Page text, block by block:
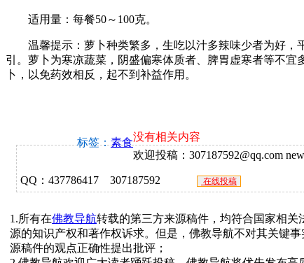
适用量：每餐50～100克。
温馨提示：萝卜种类繁多，生吃以汁多辣味少者为好，
引。萝卜为寒凉蔬菜，阴盛偏寒体质者、脾胃虚寒者等不
卜，以免药效相反，起不到补益作用。
标签：素食没有相关内容
欢迎投稿：307187592@qq.com
QQ：437786417 307187592 在线投稿
1.所有在佛教导航转载的第三方来源稿件，均符合国家相关
源的知识产权和著作权诉求。但是，佛教导航不对其关键
源稿件的观点正确性提出批评；